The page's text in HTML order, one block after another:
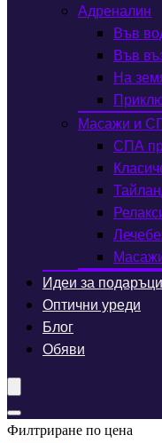
Адреналин
Във
Във
На
Масажи и
СПА
Идеи за подаръци
Оптични уреди
Блог
Обяви
Филтриране по цена